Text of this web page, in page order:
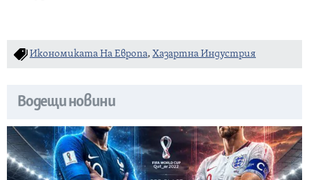
Икономиката На Европа, Хазартна Индустрия
Водещи новини